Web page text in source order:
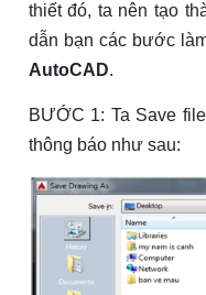
thiết đó, ta nên tạo
dẫn bạn các bước
AutoCAD.
BƯỚC 1: Ta Save
thông báo như sau: